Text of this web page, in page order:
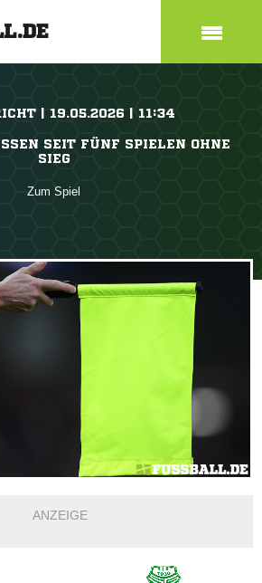
| 19.05.2026 | 11:34
SEIT FÜNF SPIELEN OHNE S
IEG
Zum Spiel
ANZEIGE